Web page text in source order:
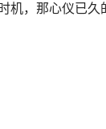
机，那心仪已